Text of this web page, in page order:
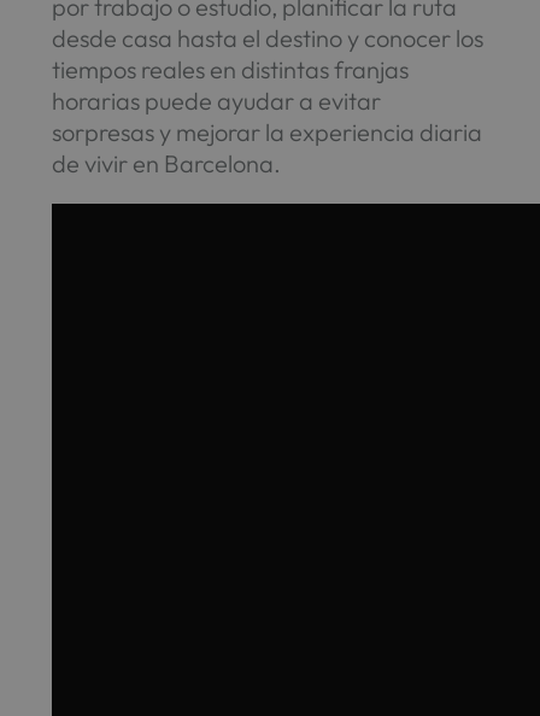
por trabajo o estudio, planificar la ruta
desde casa hasta el destino y conocer los
tiempos reales en distintas franjas
horarias puede ayudar a evitar
sorpresas y mejorar la experiencia diaria
de vivir en Barcelona.